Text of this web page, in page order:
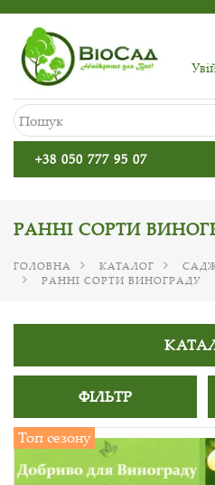
+38 050 777 95 07
РАННІ СОРТИ
ГОЛОВНА КАТАЛОГ
РАННІ СОРТИ ВИНОГРАДУ
ФІЛЬТР
Топ сезону